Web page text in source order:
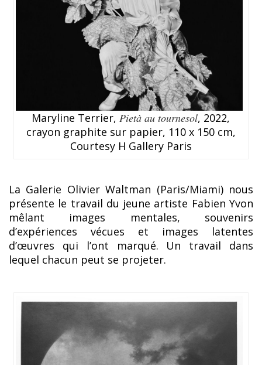
Maryline Terrier, Pietà au tournesol, 2022,
crayon graphite sur papier, 110 x 150 cm,
Courtesy H Gallery Paris
La Galerie Olivier Waltman (Paris/Miami) nous
présente le travail du jeune artiste Fabien Yvon
mêlant images mentales, souvenirs
d’expériences vécues et images latentes
d’œuvres qui l’ont marqué. Un travail dans
lequel chacun peut se projeter.